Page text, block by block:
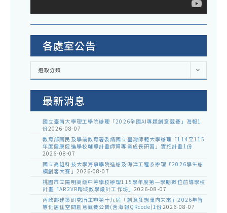
各處室公告
各
室
選取分類
最新消息
國立臺南大學理工學院辦理「2026全國AI專題創意競賽」海報1
份2026-08-07
教育部國民及學前教育署委請國立臺灣師範大學辦理「114至115
年度健康促進學校輔導計畫師資專業成長研習」實施計畫1份
2026-08-07
國立高雄科技大學海事學院造船及海洋工程系辦理「2026學生船
模創客大賽」 2026-08-07
桃園市立陽明高級中等學校辦理115學年度第一學期數位前導學校
計畫「AR2VR跨域教學設計工作坊」 2026-08-07
內政部建築研究所主辦第十九屆「創意狂想巢向未來」2026年智
慧化居住空間創意競賽公告(含海報QRcode)1份2026-08-07